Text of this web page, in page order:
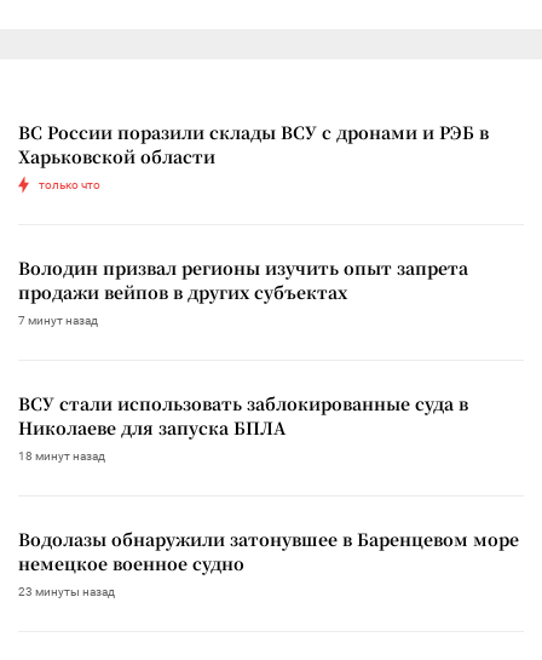
ВС России поразили склады ВСУ с дронами и РЭБ в
Харьковской области
только что
Володин призвал регионы изучить опыт запрета
продажи вейпов в других субъектах
7 минут назад
ВСУ стали использовать заблокированные суда в
Николаеве для запуска БПЛА
18 минут назад
Водолазы обнаружили затонувшее в Баренцевом море
немецкое военное судно
23 минуты назад